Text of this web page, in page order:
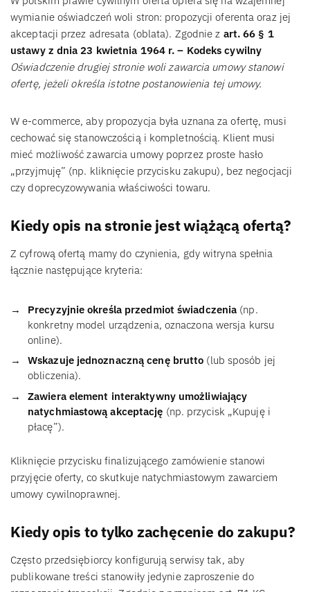
wymianie oświadczeń woli stron: propozycji oferenta oraz jej
akceptacji przez adresata (oblata). Zgodnie z art. 66 § 1
ustawy z dnia 23 kwietnia 1964 r. – Kodeks cywilny
Oświadczenie drugiej stronie woli zawarcia umowy stanowi
ofertę, jeżeli określa istotne postanowienia tej umowy.
W e-commerce, aby propozycja była uznana za ofertę, musi
cechować się stanowczością i kompletnością. Klient musi
mieć możliwość zawarcia umowy poprzez proste hasło
„przyjmuję” (np. kliknięcie przycisku zakupu), bez negocjacji
czy doprecyzowywania właściwości towaru.
Kiedy opis na stronie jest wiążącą ofertą?
Z cyfrową ofertą mamy do czynienia, gdy witryna spełnia
łącznie następujące kryteria:
Precyzyjnie określa przedmiot świadczenia (np.
konkretny model urządzenia, oznaczona wersja kursu
online).
Wskazuje jednoznaczną cenę brutto (lub sposób jej
obliczenia).
Zawiera element interaktywny umożliwiający
natychmiastową akceptację (np. przycisk „Kupuję i
płacę”).
Kliknięcie przycisku finalizującego zamówienie stanowi
przyjęcie oferty, co skutkuje natychmiastowym zawarciem
umowy cywilnoprawnej.
Kiedy opis to tylko zachęcenie do zakupu?
Często przedsiębiorcy konfigurują serwisy tak, aby
publikowane treści stanowiły jedynie zaproszenie do